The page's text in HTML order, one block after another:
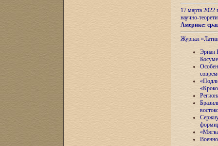
17 марта 2022
научно-
Америке:
Журнал
Эрнан